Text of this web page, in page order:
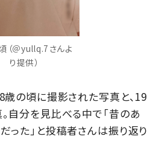
（＠yullq.7さんよ
り提供）
の頃に撮影された写真と、19
自分を見比べる中で「昔のあ
った」と投稿者さんは振り返り